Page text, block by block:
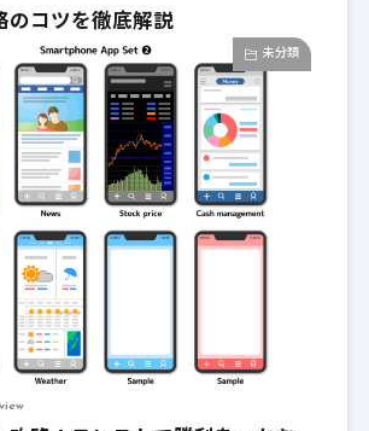
のコツを徹底解説
未分類